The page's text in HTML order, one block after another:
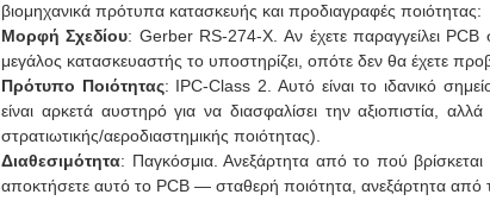
βιομηχανικά πρότυπα κατασκευής και προδιαγραφές ποιότητας:
Μορφή Σχεδίου: Gerber RS-274-X. Αν έχετε παραγγείλει
μεγάλος κατασκευαστής το υποστηρίζει, οπότε δεν θα έχετε
Πρότυπο Ποιότητας: IPC-Class 2. Αυτό είναι το ιδανικό
είναι αρκετά αυστηρό για να διασφαλίσει την αξιοπιστία,
στρατιωτικής/αεροδιαστημικής ποιότητας).
Διαθεσιμότητα: Παγκόσμια. Ανεξάρτητα από το πού
αποκτήσετε αυτό το PCB — σταθερή ποιότητα, ανεξάρτητα από